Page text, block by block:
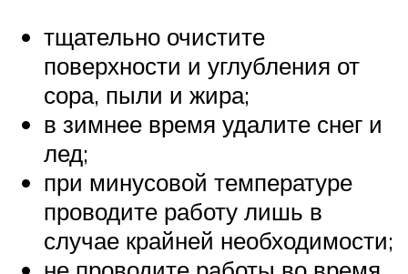
тщательно очистите
поверхности и углубления от
сора, пыли и жира;
в зимнее время удалите снег и
лед;
при минусовой температуре
проводите работу лишь в
случае крайней необходимости;